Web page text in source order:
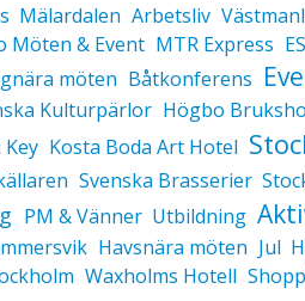
Mälardalen Arbetsliv
Möten & Event MTR Express
möten Båtkonferens
Kulturpärlor Högbo
Key Kosta Boda Art Hotel
Svenska Brasserier
PM & Vänner Utbildning
Havsnära möten Jul
Waxholms Hotell